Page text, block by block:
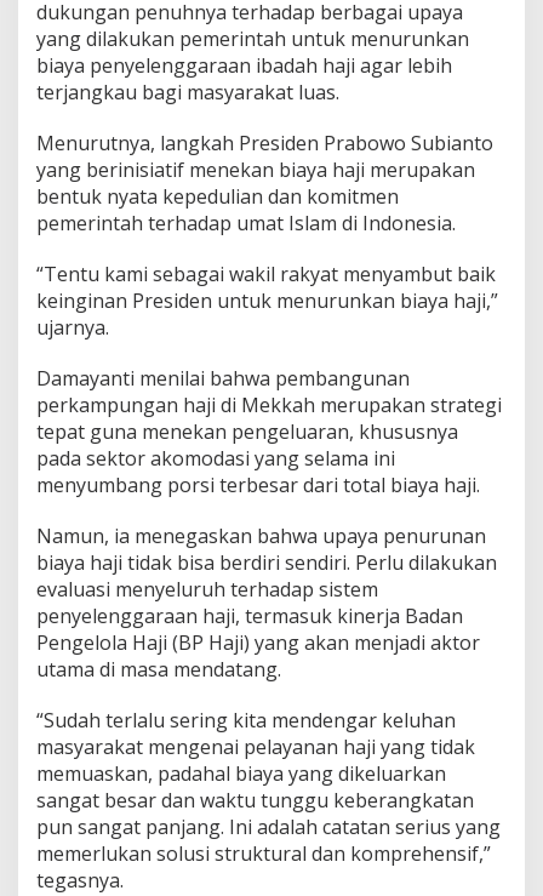
B
i
a
y
a
a
j
i
:
P
r
l
u
a
u
a
s
i
e
n
y
e
l
u
r
u
d
a
n
T
r
a
n
dukungan penuhnya terhadap berbagai upaya
yang dilakukan pemerintah untuk menurunkan
biaya penyelenggaraan ibadah haji agar lebih
terjangkau bagi masyarakat luas.
Menurutnya, langkah Presiden Prabowo Subianto
yang berinisiatif menekan biaya haji merupakan
bentuk nyata kepedulian dan komitmen
pemerintah terhadap umat Islam di Indonesia.
“Tentu kami sebagai wakil rakyat menyambut baik
keinginan Presiden untuk menurunkan biaya haji,”
ujarnya.
Damayanti menilai bahwa pembangunan
perkampungan haji di Mekkah merupakan strategi
tepat guna menekan pengeluaran, khususnya
pada sektor akomodasi yang selama ini
menyumbang porsi terbesar dari total biaya haji.
Namun, ia menegaskan bahwa upaya penurunan
biaya haji tidak bisa berdiri sendiri. Perlu dilakukan
evaluasi menyeluruh terhadap sistem
penyelenggaraan haji, termasuk kinerja Badan
Pengelola Haji (BP Haji) yang akan menjadi aktor
utama di masa mendatang.
“Sudah terlalu sering kita mendengar keluhan
masyarakat mengenai pelayanan haji yang tidak
memuaskan, padahal biaya yang dikeluarkan
sangat besar dan waktu tunggu keberangkatan
pun sangat panjang. Ini adalah catatan serius yang
memerlukan solusi struktural dan komprehensif,”
tegasnya.